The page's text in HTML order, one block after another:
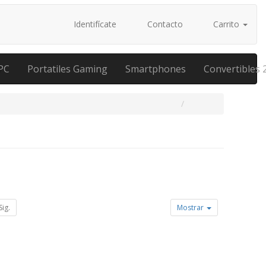
Identifícate Contacto Carrito
Portatiles Gaming Smartphones Convertibles
Sig. Mostrar